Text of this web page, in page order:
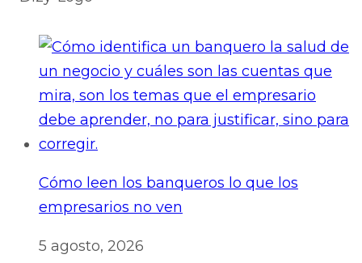
Cómo leen los banqueros lo que los
empresarios no ven
5 agosto, 2026